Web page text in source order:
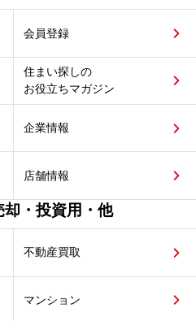
会員登録
住まい探しの
お役立ちマガジン
企業情報
店舗情報
却・投資用・他
不動産買取
マンション